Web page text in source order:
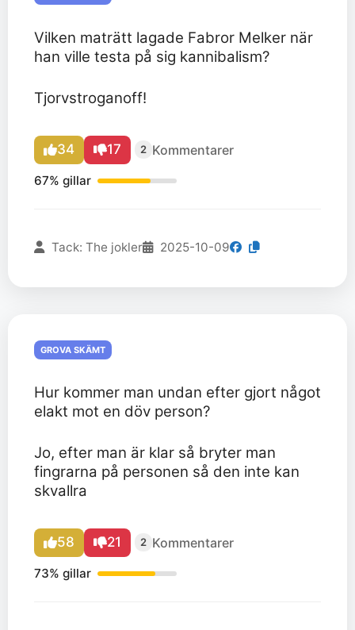
Vilken maträtt lagade Fabror Melker när
han ville testa på sig kannibalism?
Tjorvstroganoff!
34 17 2 Kommentarer
67% gillar
Tack: The jokler 2025-10-09
GROVA SKÄMT
Hur kommer man undan efter gjort något
elakt mot en döv person?
Jo, efter man är klar så bryter man
fingrarna på personen så den inte kan
skvallra
58 21 2 Kommentarer
73% gillar